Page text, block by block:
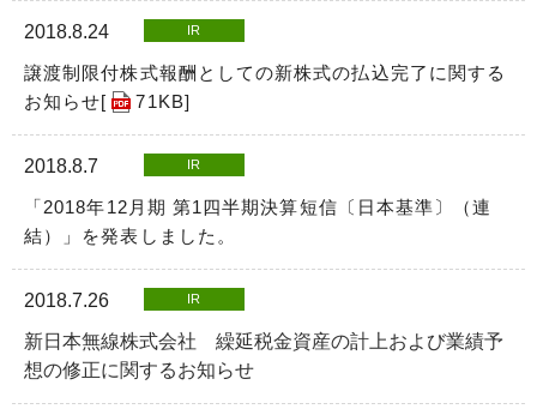
2018.8.24 IR
譲渡制限付株式報酬としての新株式の払込完了に関する
お知らせ[
71KB]
2018.8.7 IR
「2018年12月期 第1四半期決算短信〔日本基準〕（連
結）」を発表しました。
2018.7.26 IR
新日本無線株式会社 繰延税金資産の計上および業績予
想の修正に関するお知らせ